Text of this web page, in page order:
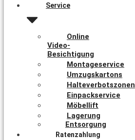
Service
Online
Video-
Besichtigung
Montageservice
Umzugskartons
Halteverbotszonen
Einpackservice
Möbellift
Lagerung
Entsorgung
Ratenzahlung